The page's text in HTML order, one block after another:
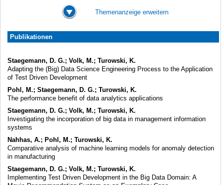
Themenanzeige erweitern
Publikationen
Staegemann, D. G.; Volk, M.; Turowski, K.
Adapting the (Big) Data Science Engineering Process to the Application
of Test Driven Development
Pohl, M.; Staegemann, D. G.; Turowski, K.
The performance benefit of data analytics applications
Staegemann, D. G.; Volk, M.; Turowski, K.
Investigating the incorporation of big data in management information
systems
Nahhas, A.; Pohl, M.; Turowski, K.
Comparative analysis of machine learning models for anomaly detection
in manufacturing
Staegemann, D. G.; Volk, M.; Turowski, K.
Implementing Test Driven Development in the Big Data Domain: A